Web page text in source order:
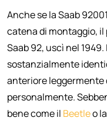
Anche se la Saab
catena di montaggio, il
Saab 92, uscì nel
sostanzialmente
anteriore leggermente
personalmente.
bene come il Beetleo la